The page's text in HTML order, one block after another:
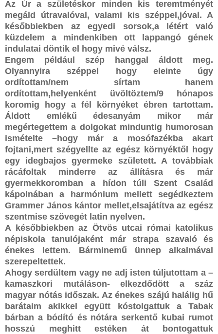
Az Úr a születéskor minden kis teremtményét
megáld útravalóval, valami kis széppel,jóval. A
későbbiekben az egyedi sorsok,a létért való
küzdelem a mindenkiben ott lappangó gének
indulatai döntik el hogy mivé válsz.
Engem például szép hanggal áldott meg.
Olyannyira széppel hogy eleinte úgy
ordítottam/nem sírtam hanem
ordítottam,helyenként üvöltöztem/9 hónapos
koromig hogy a fél környéket ébren tartottam.
Áldott emlékű édesanyám mikor már
megértegettem a dolgokat minduntig humorosan
ismételte –hogy már a mosófazékba akart
fojtani,mert szégyellte az egész környéktől hogy
egy idegbajos gyermeke született. A továbbiak
rácáfoltak minderre az állításra és már
gyermekkoromban a hídon túli Szent Család
kápolnában a harmónium mellett segédkeztem
Grammer János kántor mellet,elsajátítva az egész
szentmise szövegét latin nyelven.
A későbbiekben az Ötvös utcai római katolikus
népiskola tanulójaként már strapa szavaló és
énekes lettem. Bárminemű ünnep alkalmával
szerepeltettek.
Ahogy serdültem vagy ne adj isten túljutottam a –
kamaszkori mutáláson- elkezdődött a száz
magyar nótás időszak. Az énekes szájú halálig hű
barátaim akikkel együtt kóstolgattuk a Tabak
bárban a bódító és nótára serkentő kubai rumot
hosszú meghitt estéken át bontogattuk